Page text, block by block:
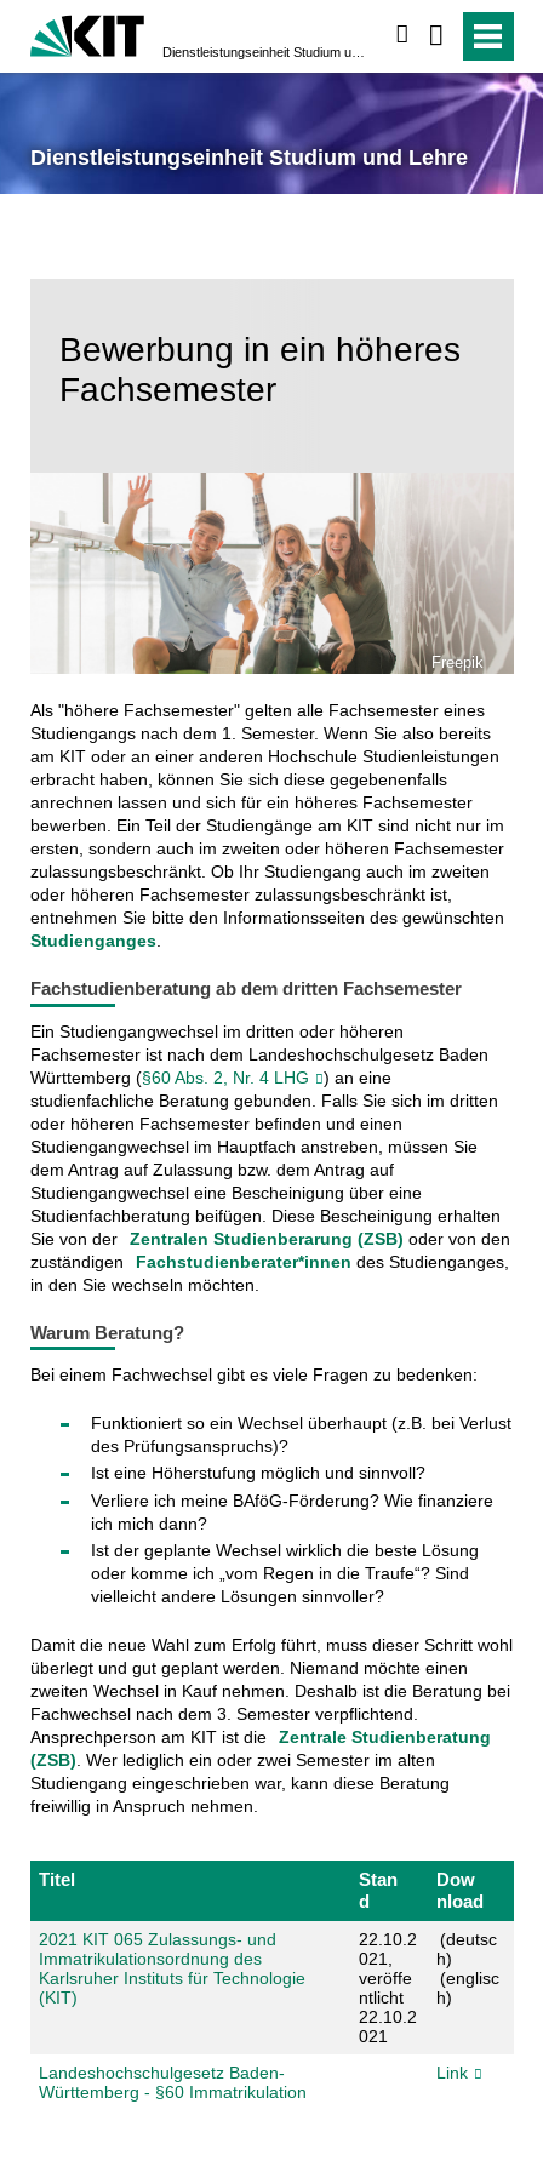
Dienstleistungseinheit Studium und Lehre
Bewerbung in ein höheres
Fachsemester
Freepik
Als "höhere Fachsemester" gelten alle Fachsemester eines
Studiengangs nach dem 1. Semester. Wenn Sie also bereits
am KIT oder an einer anderen Hochschule Studienleistungen
erbracht haben, können Sie sich diese gegebenenfalls
anrechnen lassen und sich für ein höheres Fachsemester
bewerben. Ein Teil der Studiengänge am KIT sind nicht nur im
ersten, sondern auch im zweiten oder höheren Fachsemester
zulassungsbeschränkt. Ob Ihr Studiengang auch im zweiten
oder höheren Fachsemester zulassungsbeschränkt ist,
entnehmen Sie bitte den Informationsseiten des gewünschten
Studienganges.
Fachstudienberatung ab dem dritten Fachsemester
Ein Studiengangwechsel im dritten oder höheren
Fachsemester ist nach dem Landeshochschulgesetz Baden
Württemberg (§60 Abs. 2, Nr. 4 LHG
) an eine
studienfachliche Beratung gebunden. Falls Sie sich im dritten
oder höheren Fachsemester befinden und einen
Studiengangwechsel im Hauptfach anstreben, müssen Sie
dem Antrag auf Zulassung bzw. dem Antrag auf
Studiengangwechsel eine Bescheinigung über eine
Studienfachberatung beifügen. Diese Bescheinigung erhalten
Sie von der
Zentralen Studienberarung (ZSB) oder von den
zuständigen
Fachstudienberater*innen des Studienganges,
in den Sie wechseln möchten.
Warum Beratung?
Bei einem Fachwechsel gibt es viele Fragen zu bedenken:
Funktioniert so ein Wechsel überhaupt (z.B. bei Verlust
des Prüfungsanspruchs)?
Ist eine Höherstufung möglich und sinnvoll?
Verliere ich meine BAföG-Förderung? Wie finanziere
ich mich dann?
Ist der geplante Wechsel wirklich die beste Lösung
oder komme ich „vom Regen in die Traufe“? Sind
vielleicht andere Lösungen sinnvoller?
Damit die neue Wahl zum Erfolg führt, muss dieser Schritt wohl
überlegt und gut geplant werden. Niemand möchte einen
zweiten Wechsel in Kauf nehmen. Deshalb ist die Beratung bei
Fachwechsel nach dem 3. Semester verpflichtend.
Ansprechperson am KIT ist die
Zentrale Studienberatung
(ZSB). Wer lediglich ein oder zwei Semester im alten
Studiengang eingeschrieben war, kann diese Beratung
freiwillig in Anspruch nehmen.
Titel
Stan
d
Dow
nload
2021 KIT 065 Zulassungs- und
Immatrikulationsordnung des
Karlsruher Instituts für Technologie
(KIT)
22.10.2
021,
veröffe
ntlicht
22.10.2
021
(deutsc
h)
(englisc
h)
Landeshochschulgesetz Baden-
Württemberg - §60 Immatrikulation
Link